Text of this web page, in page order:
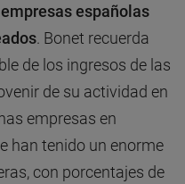
españolas
. Bonet recuerda
de los ingresos de las
de su actividad en
empresas en
han tenido un enorme
con porcentajes de